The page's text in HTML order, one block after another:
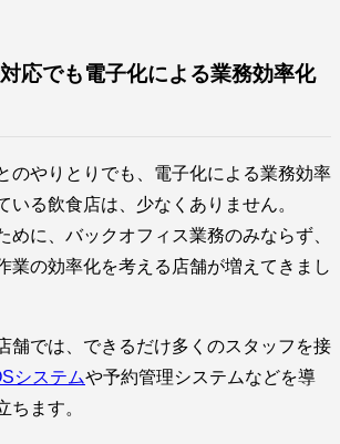
応でも電子化による業務効率化
のやりとりでも、電子化による業務効率
いる飲食店は、少なくありません。
めに、バックオフィス業務のみならず、
業の効率化を考える店舗が増えてきまし
舗では、できるだけ多くのスタッフを接
システムや予約管理システムなどを導
ちます。